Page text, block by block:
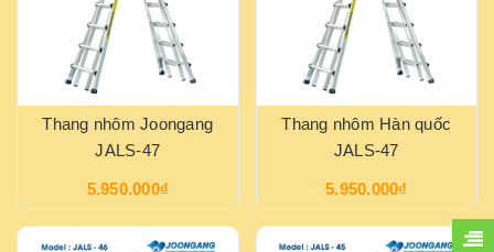
Thang nhôm Joongang
JALS-47
5.950.000₫
Thang nhôm Hàn quốc
JALS-47
5.950.000₫